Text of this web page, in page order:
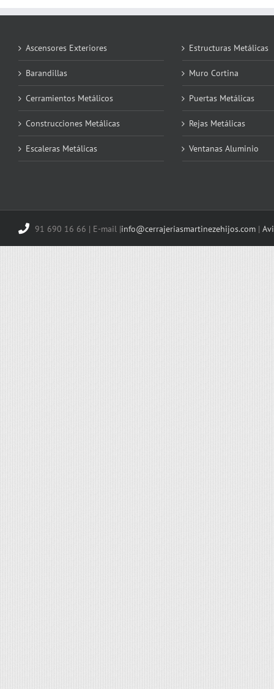
Ascensores Exteriores
Barandillas
Cerramientos Metálicos
Construcciones Metálicas
Escaleras Metálicas
Estructuras Metálicas
Muro Cortina
Puertas Metálicas
Rejas Metálicas
Ventanas Aluminio
91 690 16 66 | E-mail |info@cerrajeriasmartinezehijos.com |